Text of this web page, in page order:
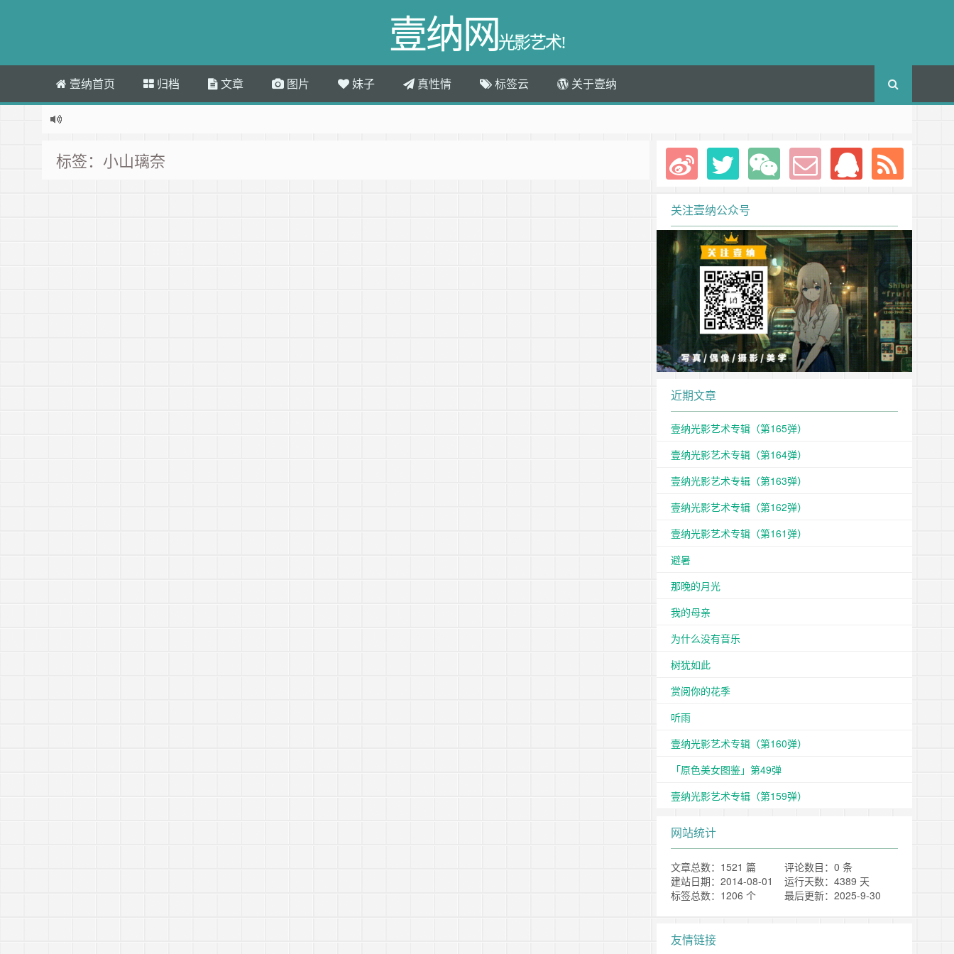
壹纳网光影艺术!
壹纳首页 归档 文章 图片 妹子 真性情 标签云 关于壹纳
标签：小山璃奈
关注壹纳公众号
近期文章
壹纳光影艺术专辑（第165弹）
壹纳光影艺术专辑（第164弹）
壹纳光影艺术专辑（第163弹）
壹纳光影艺术专辑（第162弹）
壹纳光影艺术专辑（第161弹）
避暑
那晚的月光
我的母亲
为什么没有音乐
树犹如此
赏阅你的花季
听雨
壹纳光影艺术专辑（第160弹）
「原色美女图鉴」第49弹
壹纳光影艺术专辑（第159弹）
网站统计
文章总数：1521 篇
评论数目：0 条
建站日期：2014-08-01
运行天数：4389 天
标签总数：1206 个
最后更新：2025-9-30
友情链接